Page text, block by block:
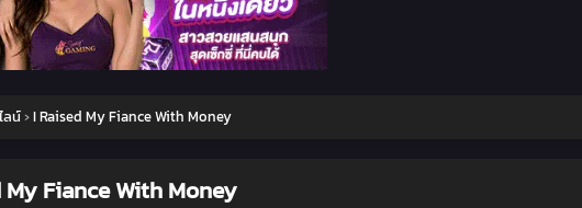
ลน์›I Raised My Fiance With Money
My Fiance With Money